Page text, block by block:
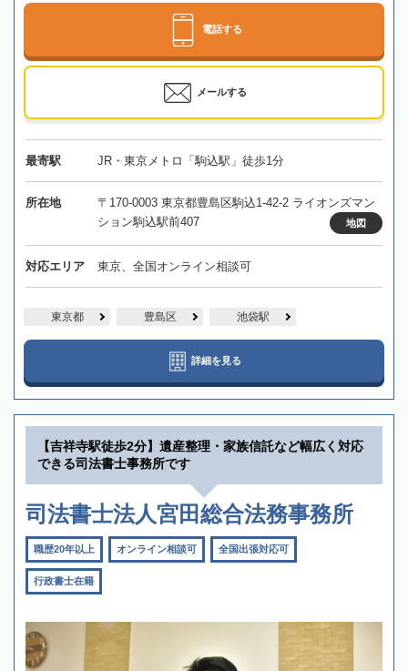
電話する
メールする
最寄駅 JR・東京メトロ「駒込駅」徒歩1分
所在地
〒170-0003 東京都豊島区駒込1-42-2 ライオンズマン
ション駒込駅前407
地図
対応エリア 東京、全国オンライン相談可
東京都 豊島区 池袋駅
詳細を見る
【吉祥寺駅徒歩2分】遺産整理・家族信託など幅広く対応
できる司法書士事務所です
司法書士法人宮田総合法務事務所
職歴20年以上 オンライン相談可 全国出張対応可
行政書士在籍